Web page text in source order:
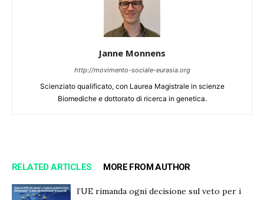
Janne Monnens
http://movimento-sociale-eurasia.org
Scienziato qualificato, con Laurea Magistrale in scienze
Biomediche e dottorato di ricerca in genetica.
RELATED ARTICLES MORE FROM AUTHOR
l’UE rimanda ogni decisione sul veto per i